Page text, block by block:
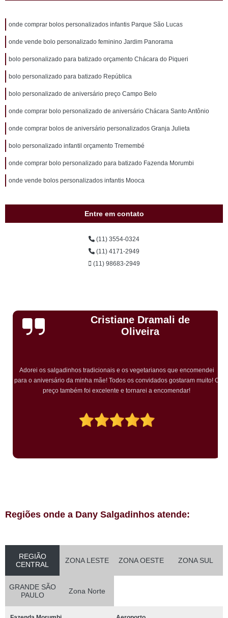
onde comprar bolos personalizados infantis Parque São Lucas
onde vende bolo personalizado feminino Jardim Panorama
bolo personalizado para batizado orçamento Chácara do Piqueri
bolo personalizado para batizado República
bolo personalizado de aniversário preço Campo Belo
onde comprar bolo personalizado de aniversário Chácara Santo Antônio
onde comprar bolos de aniversário personalizados Granja Julieta
bolo personalizado infantil orçamento Tremembé
onde comprar bolo personalizado para batizado Fazenda Morumbi
onde vende bolos personalizados infantis Mooca
Entre em contato
(11) 3554-0324
(11) 4171-2949
(11) 98683-2949
Cristiane Dramali de
Oliveira
Adorei os salgadinhos tradicionais e os vegetarianos que encomendei
para o aniversário da minha mãe! Todos os convidados gostaram muito! O
preço também foi excelente e tornarei a encomendar!
Regiões onde a Dany Salgadinhos atende:
REGIÃO
CENTRAL
ZONA LESTE ZONA OESTE ZONA SUL
GRANDE SÃO
PAULO
Zona Norte